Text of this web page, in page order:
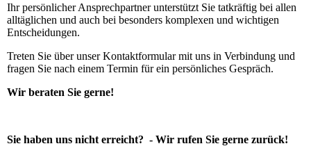
Ihr persönlicher Ansprechpartner unterstützt Sie tatkräftig bei allen
alltäglichen und auch bei besonders komplexen und wichtigen
Entscheidungen.
Treten Sie über unser Kontaktformular mit uns in Verbindung und
fragen Sie nach einem Termin für ein persönliches Gespräch.
Wir beraten Sie gerne!
Sie haben uns nicht erreicht? - Wir rufen Sie gerne zurück!